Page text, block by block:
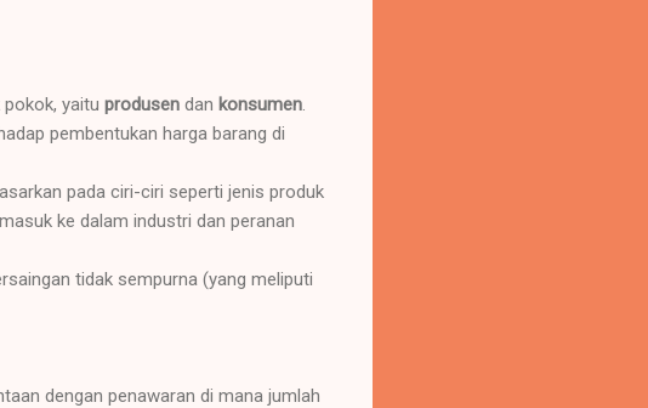
yaitu produsen dan konsumen
pembentukan harga barang di
pada ciri-ciri seperti jenis produk
ke dalam industri dan peranan
tidak sempurna (yang meliputi
dengan penawaran di mana jumlah